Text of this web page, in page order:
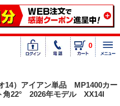
0
14）アイアン単品 MP1400カー
角22° 2026年モデル XX14I